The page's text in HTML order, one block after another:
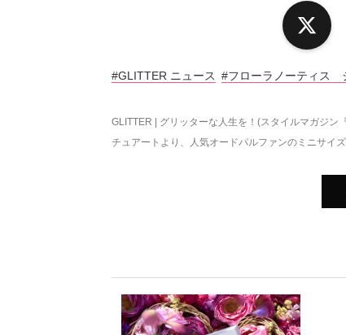
#GLITTER ニュース #フローラノーティス
GLITTER | グリッターな人生を！(スタイルマガジン
チュアートより、人気オードパルファンのミニサイ